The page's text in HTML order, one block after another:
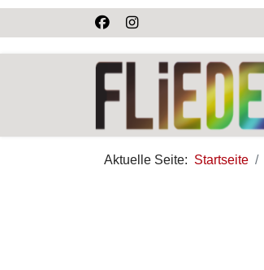
Aktuelle Seite: Startseite